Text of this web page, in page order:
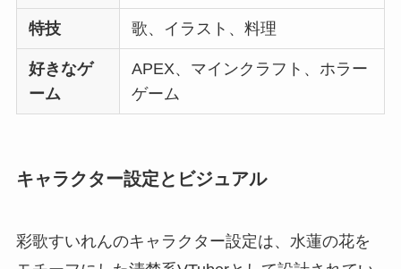
特技 歌、イラスト、料理
好きなゲ
ーム
APEX、マインクラフト、ホラー
ゲーム
キャラクター設定とビジュアル
彩歌すいれんのキャラクター設定は、水蓮の花を